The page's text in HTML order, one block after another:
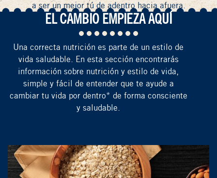
a ser un mejor tú de adentro hacia afuera.
EL CAMBIO EMPIEZA AQUÍ
Una correcta nutrición es parte de un estilo de
vida saludable. En esta sección encontrarás
información sobre nutrición y estilo de vida,
simple y fácil de entender que te ayude a
cambiar tu vida por dentro* de forma consciente
y saludable.